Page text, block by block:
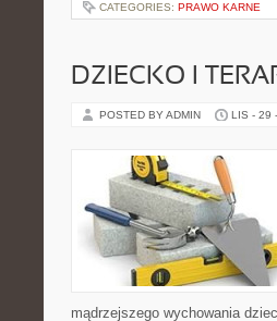
CATEGORIES: PRAWO KARNE
DZIECKO I
POSTED BY ADMIN LIS - 29
mądrzejszego wychowania